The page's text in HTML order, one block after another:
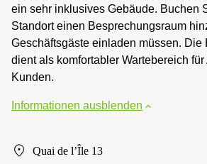
ein sehr inklusives Gebäude. Buchen
Standort einen Besprechungsraum
Geschäftsgäste einladen müssen. Die
dient als komfortabler Wartebereich für
Kunden.
Informationen ausblenden
Quai de l’Île 13